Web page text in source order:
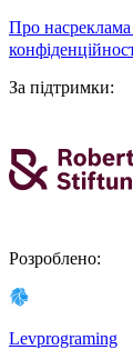
про нас
За підтримки:
Розроблено:
Levprograming